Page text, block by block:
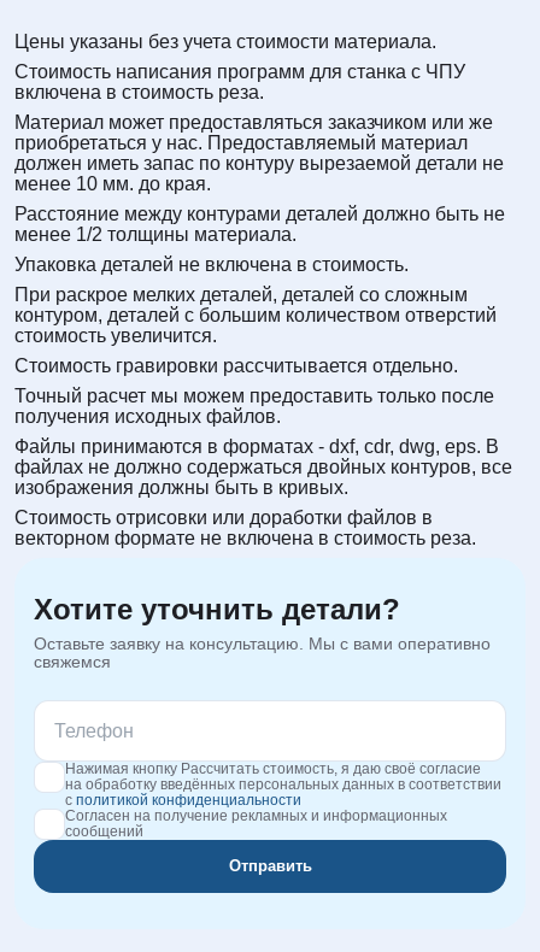
Цены указаны без учета стоимости материала.
Стоимость написания программ для станка с ЧПУ
включена в стоимость реза.
Материал может предоставляться заказчиком или же
приобретаться у нас. Предоставляемый материал
должен иметь запас по контуру вырезаемой детали не
менее 10 мм. до края.
Расстояние между контурами деталей должно быть не
менее 1/2 толщины материала.
Упаковка деталей не включена в стоимость.
При раскрое мелких деталей, деталей со сложным
контуром, деталей с большим количеством отверстий
стоимость увеличится.
Стоимость гравировки рассчитывается отдельно.
Точный расчет мы можем предоставить только после
получения исходных файлов.
Файлы принимаются в форматах - dxf, cdr, dwg, eps. В
файлах не должно содержаться двойных контуров, все
изображения должны быть в кривых.
Стоимость отрисовки или доработки файлов в
векторном формате не включена в стоимость реза.
Хотите уточнить детали?
Оставьте заявку на консультацию. Мы с вами оперативно
свяжемся
Нажимая кнопку Рассчитать стоимость, я даю своё согласие
на обработку введённых персональных данных в соответствии
с политикой конфиденциальности
Согласен на получение рекламных и информационных
сообщений
Отправить